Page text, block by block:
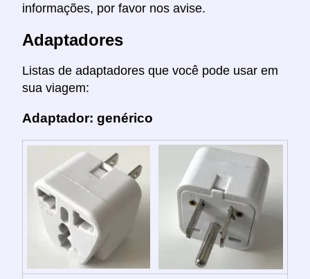
informações, por favor nos avise.
Adaptadores
Listas de adaptadores que você pode usar em
sua viagem:
Adaptador: genérico